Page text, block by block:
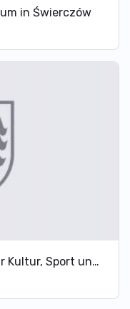
in Świerczów
Städtisches Zentrum für Kultur, Sport und Erholung in Pokój